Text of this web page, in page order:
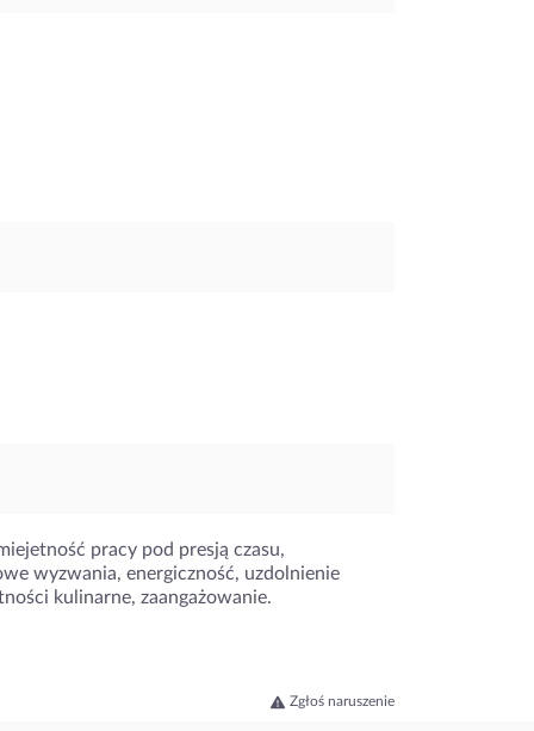
pracy pod presją czasu,
wyzwania, energiczność, uzdolnienie
kulinarne, zaangażowanie.
Zgłoś naruszenie